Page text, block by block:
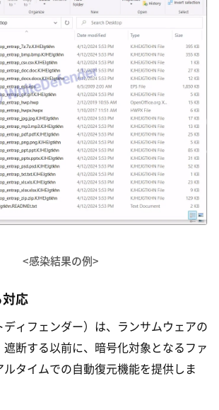
<感染結果の例>
対応
ディフェンダー）は、ランサムウェアの
遮断する以前に、暗号化対象となるファ
ルタイムでの自動復元機能を提供しま